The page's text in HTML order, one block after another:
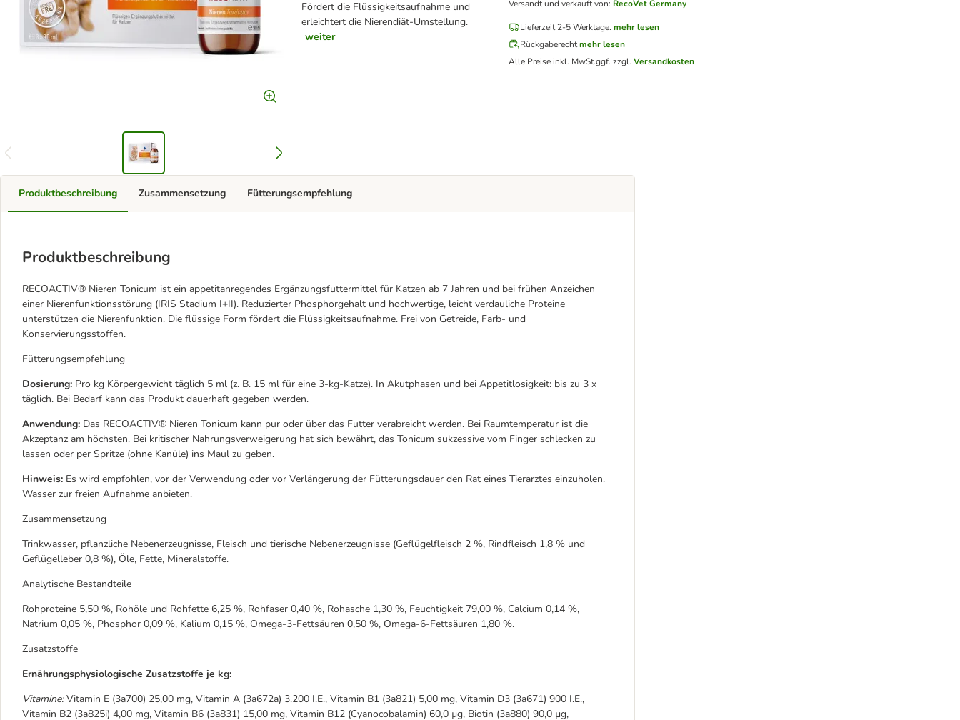
Fördert die Flüssigkeitsaufnahme und
erleichtert die Nierendiät-Umstellung.
weiter
Versandt und verkauft von: RecoVet Germany
Lieferzeit 2-5 Werktage. mehr lesen
Rückgaberechtmehr lesen
Alle Preise inkl. MwSt.ggf. zzgl.Versandkosten
Produktbeschreibung
Produktbeschreibung
RECOACTIV® Nieren Tonicum ist ein appetitanregendes Ergänzungsfuttermittel für Katzen ab 7 Jahren und bei frühen Anzeichen
einer Nierenfunktionsstörung (IRIS Stadium I+II). Reduzierter Phosphorgehalt und hochwertige, leicht verdauliche Proteine
unterstützen die Nierenfunktion. Die flüssige Form fördert die Flüssigkeitsaufnahme. Frei von Getreide, Farb- und
Konservierungsstoffen.
Fütterungsempfehlung
Dosierung: Pro kg Körpergewicht täglich 5 ml (z. B. 15 ml für eine 3-kg-Katze). In Akutphasen und bei Appetitlosigkeit: bis zu 3 x
täglich. Bei Bedarf kann das Produkt dauerhaft gegeben werden.
Anwendung: Das RECOACTIV® Nieren Tonicum kann pur oder über das Futter verabreicht werden. Bei Raumtemperatur ist die
Akzeptanz am höchsten. Bei kritischer Nahrungsverweigerung hat sich bewährt, das Tonicum sukzessive vom Finger schlecken zu
lassen oder per Spritze (ohne Kanüle) ins Maul zu geben.
Hinweis: Es wird empfohlen, vor der Verwendung oder vor Verlängerung der Fütterungsdauer den Rat eines Tierarztes einzuholen.
Wasser zur freien Aufnahme anbieten.
Zusammensetzung
Trinkwasser, pflanzliche Nebenerzeugnisse, Fleisch und tierische Nebenerzeugnisse (Geflügelfleisch 2 %, Rindfleisch 1,8 % und
Geflügelleber 0,8 %), Öle, Fette, Mineralstoffe.
Analytische Bestandteile
Rohproteine 5,50 %, Rohöle und Rohfette 6,25 %, Rohfaser 0,40 %, Rohasche 1,30 %, Feuchtigkeit 79,00 %, Calcium 0,14 %,
Natrium 0,05 %, Phosphor 0,09 %, Kalium 0,15 %, Omega-3-Fettsäuren 0,50 %, Omega-6-Fettsäuren 1,80 %.
Zusatzstoffe
Ernährungsphysiologische Zusatzstoffe je kg:
Vitamine:Vitamin E (3a700) 25,00 mg, Vitamin A (3a672a) 3.200 I.E., Vitamin B1 (3a821) 5,00 mg, Vitamin D3 (3a671) 900 I.E.,
Vitamin B2 (3a825i) 4,00 mg, Vitamin B6 (3a831) 15,00 mg, Vitamin B12 (Cyanocobalamin) 60,0 µg, Biotin (3a880) 90,0 µg,
Zusammensetzung Fütterungsempfehlung